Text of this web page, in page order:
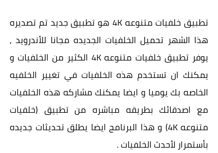
تطبيق خلفيات متنوعه 4K هو تطبيق جديد تم تصديره
هذا الشهر تحميل الخلفيات الجديده مجانا للأندرويد ,
يوفر تطبيق خلفيات متنوعه 4K الكثير من الخلفيات و
يمكنك ان تستخدم هذه الخلفيات في تغيير الخلفيه
الخاصه بك يوميا و ايضا يمكنك مشاركه هذه الخلفيات
مع اصدقائك بطريقه مباشره من تطبيق (خلفيات
متنوعه 4K) و هذا البرنامج ايضا يطلق تحديثات جديده
بأستمرار لأحدث الخلفيات .